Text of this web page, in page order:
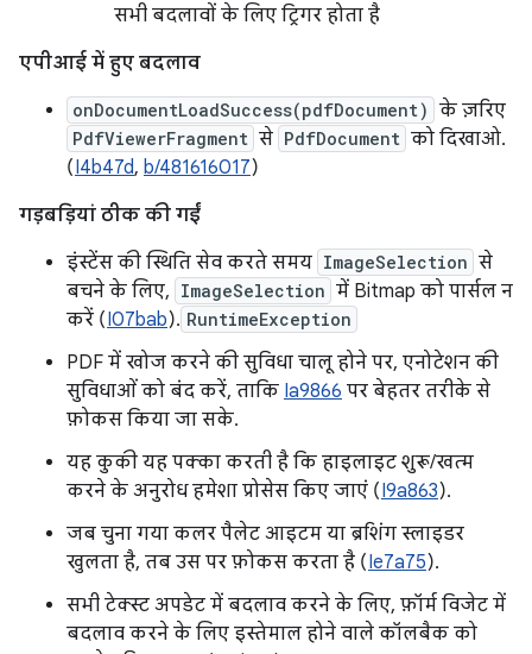
सभी बदलावों के लिए ट्रिगर होता है
एपीआई में हुए बदलाव
onDocumentLoadSuccess(pdfDocument) के ज़रिए
PdfViewerFragment से PdfDocument को दिखाओ.
(I4b47d, b/481616017)
गड़बड़ियां ठीक की गईं
इंस्टेंस की स्थिति सेव करते समय ImageSelection से
बचने के लिए, ImageSelection में Bitmap को पार्सल न
करें (I07bab). RuntimeException
PDF में खोज करने की सुविधा चालू होने पर, एनोटेशन की
सुविधाओं को बंद करें, ताकि Ia9866 पर बेहतर तरीके से
फ़ोकस किया जा सके.
यह कुकी यह पक्का करती है कि हाइलाइट शुरू/खत्म
करने के अनुरोध हमेशा प्रोसेस किए जाएं (I9a863).
जब चुना गया कलर पैलेट आइटम या ब्रशिंग स्लाइडर
खुलता है, तब उस पर फ़ोकस करता है (Ie7a75).
सभी टेक्स्ट अपडेट में बदलाव करने के लिए, फ़ॉर्म विजेट में
बदलाव करने के लिए इस्तेमाल होने वाले कॉलबैक को